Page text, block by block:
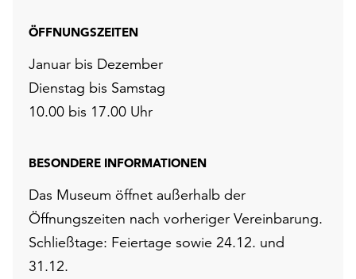
ÖFFNUNGSZEITEN
Januar bis Dezember
Dienstag bis Samstag
10.00 bis 17.00 Uhr
BESONDERE INFORMATIONEN
Das Museum öffnet außerhalb der
Öffnungszeiten nach vorheriger Vereinbarung.
Schließtage: Feiertage sowie 24.12. und
31.12.